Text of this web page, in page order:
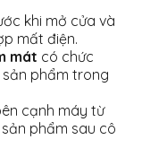
khi mở cửa và
mất điện.
mát có chức
phẩm trong
cạnh máy từ
phẩm sau cô